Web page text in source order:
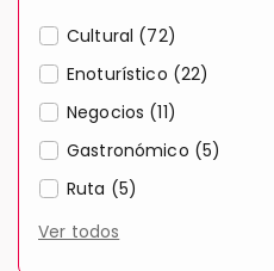
Cultural (72)
Enoturístico (22)
Negocios (11)
Gastronómico (5)
Ruta (5)
Ver todos